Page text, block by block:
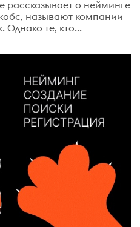
рассказывает о нейминге
называют компании
те, кто...